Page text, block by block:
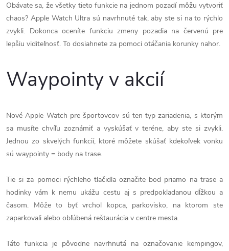
Obávate sa, že všetky tieto funkcie na jednom pozadí môžu vytvoriť
chaos? Apple Watch Ultra sú navrhnuté tak, aby ste si na to rýchlo
zvykli. Dokonca oceníte funkciu zmeny pozadia na červenú pre
lepšiu viditeľnosť. To dosiahnete za pomoci otáčania korunky nahor.
Waypointy v akcií
Nové Apple Watch pre športovcov sú ten typ zariadenia, s ktorým
sa musíte chvíľu zoznámiť a vyskúšať v teréne, aby ste si zvykli.
Jednou zo skvelých funkcií, ktoré môžete skúšať kdekoľvek vonku
sú waypointy = body na trase.
Tie si za pomoci rýchleho tlačidla označite bod priamo na trase a
hodinky vám k nemu ukážu cestu aj s predpokladanou dĺžkou a
časom. Môže to byť vrchol kopca, parkovisko, na ktorom ste
zaparkovali alebo obľúbená reštaurácia v centre mesta.
Táto funkcia je pôvodne navrhnutá na označovanie kempingov,